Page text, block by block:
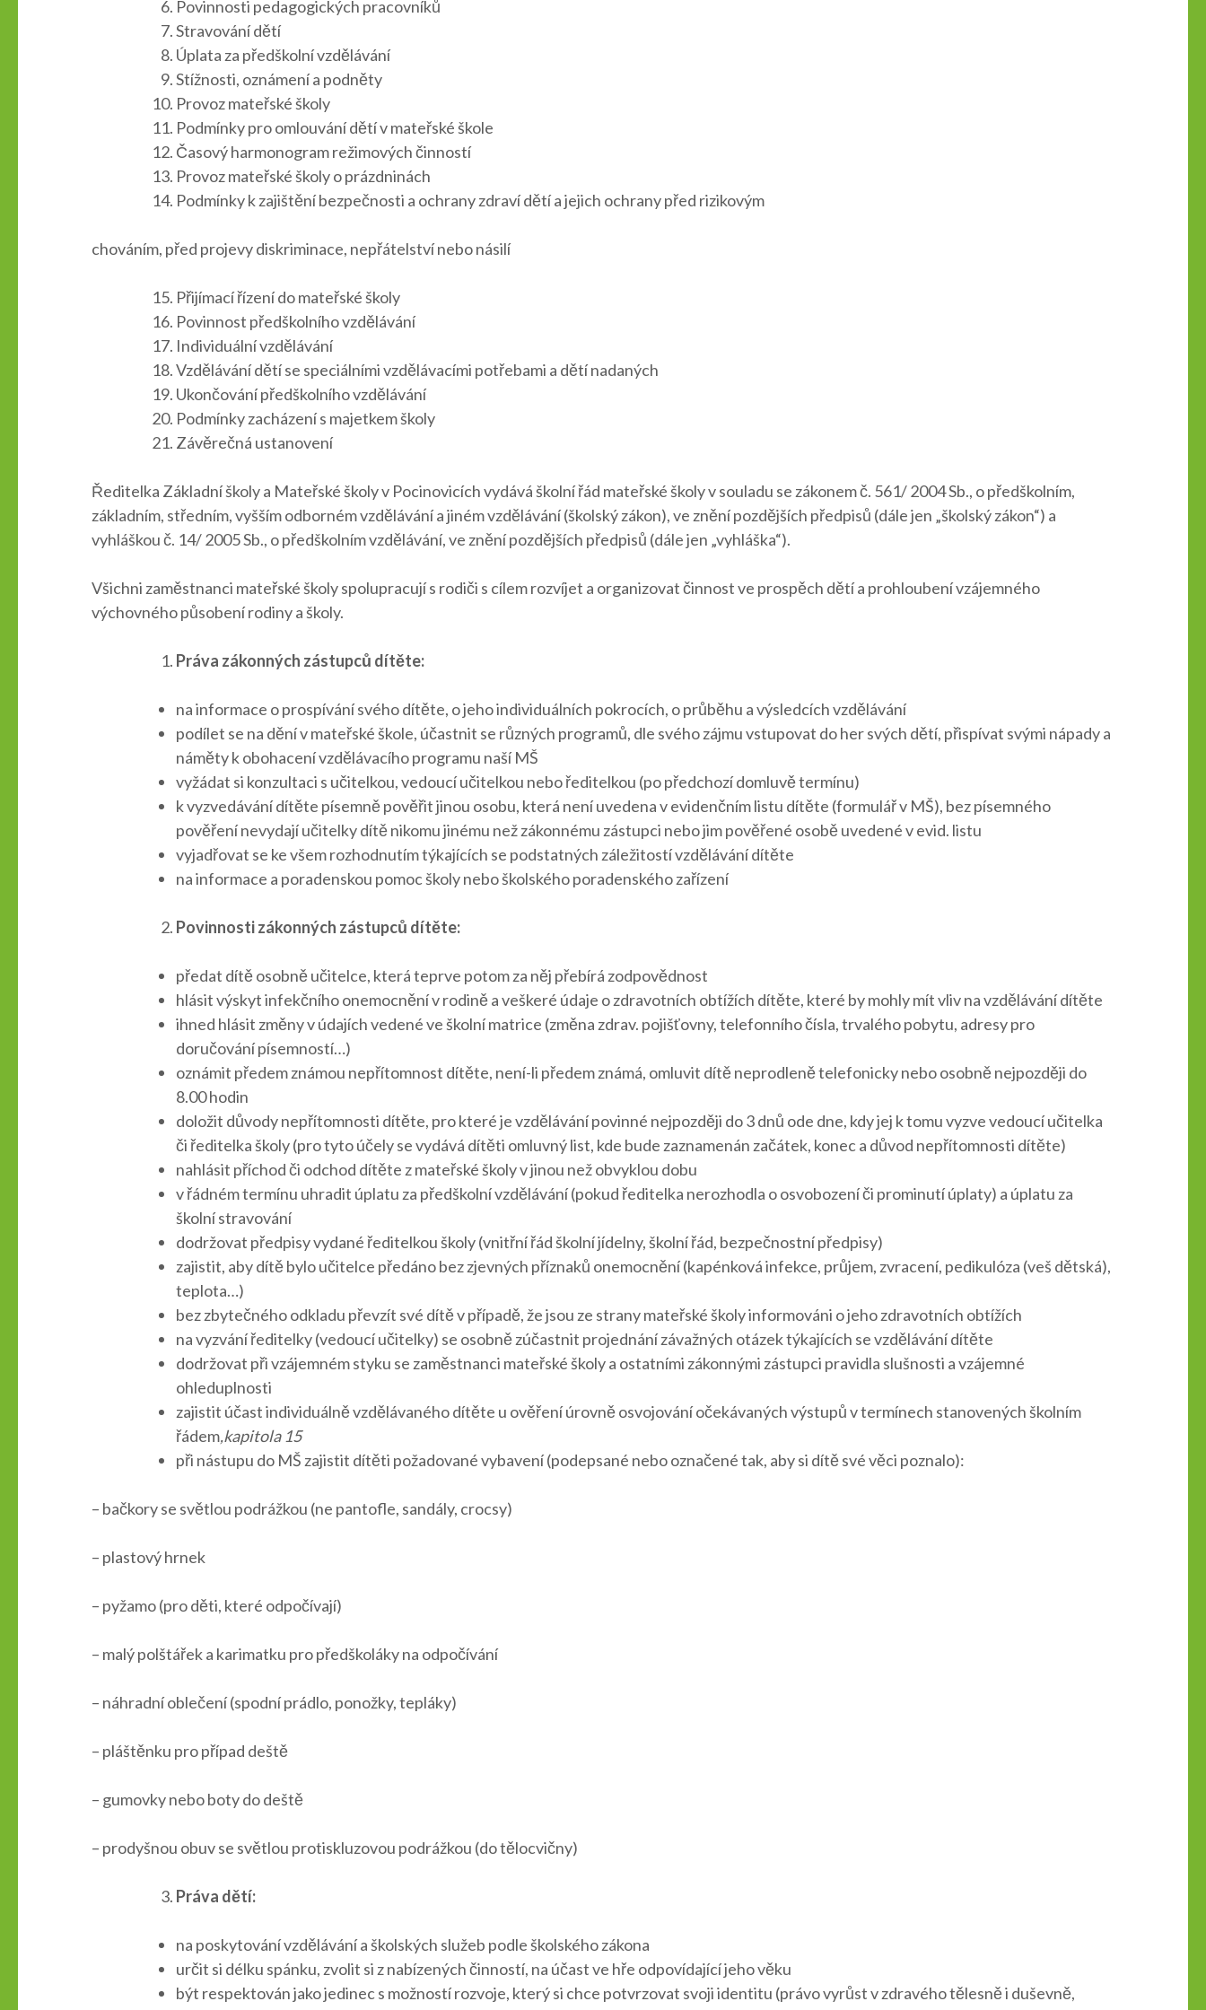
Povinnosti pedagogických pracovníků
Stravování dětí
Úplata za předškolní vzdělávání
Stížnosti, oznámení a podněty
Provoz mateřské školy
Podmínky pro omlouvání dětí v mateřské škole
Časový harmonogram režimových činností
Provoz mateřské školy o prázdninách
Podmínky k zajištění bezpečnosti a ochrany zdraví dětí a jejich ochrany před rizikovým
chováním, před projevy diskriminace, nepřátelství nebo násilí
Přijímací řízení do mateřské školy
Povinnost předškolního vzdělávání
Individuální vzdělávání
Vzdělávání dětí se speciálními vzdělávacími potřebami a dětí nadaných
Ukončování předškolního vzdělávání
Podmínky zacházení s majetkem školy
Závěrečná ustanovení
Ředitelka Základní školy a Mateřské školy v Pocinovicích vydává školní řád mateřské školy v souladu se zákonem č. 561/ 2004 Sb., o předškolním,
základním, středním, vyšším odborném vzdělávání a jiném vzdělávání (školský zákon), ve znění pozdějších předpisů (dále jen „školský zákon“) a
vyhláškou č. 14/ 2005 Sb., o předškolním vzdělávání, ve znění pozdějších předpisů (dále jen „vyhláška“).
Všichni zaměstnanci mateřské školy spolupracují s rodiči s cílem rozvíjet a organizovat činnost ve prospěch dětí a prohloubení vzájemného
výchovného působení rodiny a školy.
Práva zákonných zástupců dítěte:
na informace o prospívání svého dítěte, o jeho individuálních pokrocích, o průběhu a výsledcích vzdělávání
podílet se na dění v mateřské škole, účastnit se různých programů, dle svého zájmu vstupovat do her svých dětí, přispívat svými nápady a
náměty k obohacení vzdělávacího programu naší MŠ
vyžádat si konzultaci s učitelkou, vedoucí učitelkou nebo ředitelkou (po předchozí domluvě termínu)
k vyzvedávání dítěte písemně pověřit jinou osobu, která není uvedena v evidenčním listu dítěte (formulář v MŠ), bez písemného
pověření nevydají učitelky dítě nikomu jinému než zákonnému zástupci nebo jim pověřené osobě uvedené v evid. listu
vyjadřovat se ke všem rozhodnutím týkajících se podstatných záležitostí vzdělávání dítěte
na informace a poradenskou pomoc školy nebo školského poradenského zařízení
Povinnosti zákonných zástupců dítěte:
předat dítě osobně učitelce, která teprve potom za něj přebírá zodpovědnost
hlásit výskyt infekčního onemocnění v rodině a veškeré údaje o zdravotních obtížích dítěte, které by mohly mít vliv na vzdělávání dítěte
ihned hlásit změny v údajích vedené ve školní matrice (změna zdrav. pojišťovny, telefonního čísla, trvalého pobytu, adresy pro
doručování písemností…)
oznámit předem známou nepřítomnost dítěte, není-li předem známá, omluvit dítě neprodleně telefonicky nebo osobně nejpozději do
8.00 hodin
doložit důvody nepřítomnosti dítěte, pro které je vzdělávání povinné nejpozději do 3 dnů ode dne, kdy jej k tomu vyzve vedoucí učitelka
či ředitelka školy (pro tyto účely se vydává dítěti omluvný list, kde bude zaznamenán začátek, konec a důvod nepřítomnosti dítěte)
nahlásit příchod či odchod dítěte z mateřské školy v jinou než obvyklou dobu
v řádném termínu uhradit úplatu za předškolní vzdělávání (pokud ředitelka nerozhodla o osvobození či prominutí úplaty) a úplatu za
školní stravování
dodržovat předpisy vydané ředitelkou školy (vnitřní řád školní jídelny, školní řád, bezpečnostní předpisy)
zajistit, aby dítě bylo učitelce předáno bez zjevných příznaků onemocnění (kapénková infekce, průjem, zvracení, pedikulóza (veš dětská),
teplota…)
bez zbytečného odkladu převzít své dítě v případě, že jsou ze strany mateřské školy informováni o jeho zdravotních obtížích
na vyzvání ředitelky (vedoucí učitelky) se osobně zúčastnit projednání závažných otázek týkajících se vzdělávání dítěte
dodržovat při vzájemném styku se zaměstnanci mateřské školy a ostatními zákonnými zástupci pravidla slušnosti a vzájemné
ohleduplnosti
zajistit účast individuálně vzdělávaného dítěte u ověření úrovně osvojování očekávaných výstupů v termínech stanovených školním
řádem,kapitola 15
při nástupu do MŠ zajistit dítěti požadované vybavení (podepsané nebo označené tak, aby si dítě své věci poznalo):
– bačkory se světlou podrážkou (ne pantofle, sandály, crocsy)
– plastový hrnek
– pyžamo (pro děti, které odpočívají)
– malý polštářek a karimatku pro předškoláky na odpočívání
– náhradní oblečení (spodní prádlo, ponožky, tepláky)
– pláštěnku pro případ deště
– gumovky nebo boty do deště
– prodyšnou obuv se světlou protiskluzovou podrážkou (do tělocvičny)
Práva dětí:
na poskytování vzdělávání a školských služeb podle školského zákona
určit si délku spánku, zvolit si z nabízených činností, na účast ve hře odpovídající jeho věku
být respektován jako jedinec s možností rozvoje, který si chce potvrzovat svoji identitu (právo vyrůst v zdravého tělesně i duševně,